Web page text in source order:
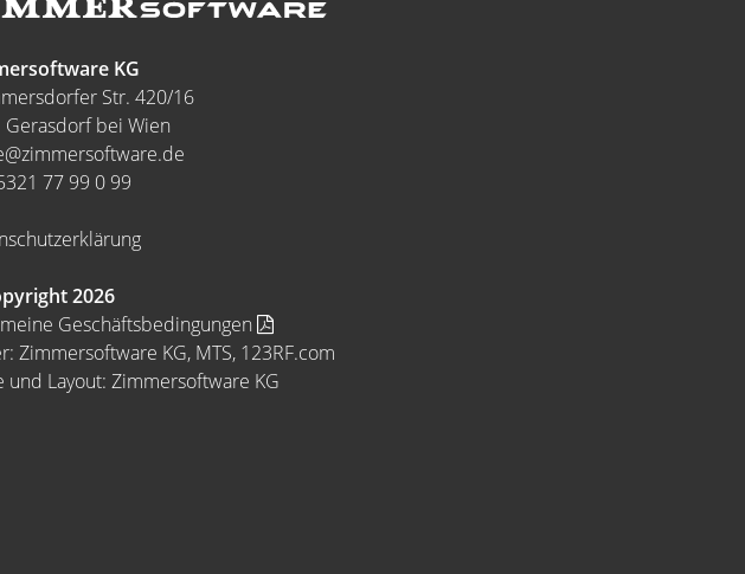
KG
Str. 420/16
Gerasdorf bei Wien
77 99 0 99
2026
Geschäftsbedingungen
Zimmersoftware KG, MTS, 123RF.com
und Layout: Zimmersoftware KG